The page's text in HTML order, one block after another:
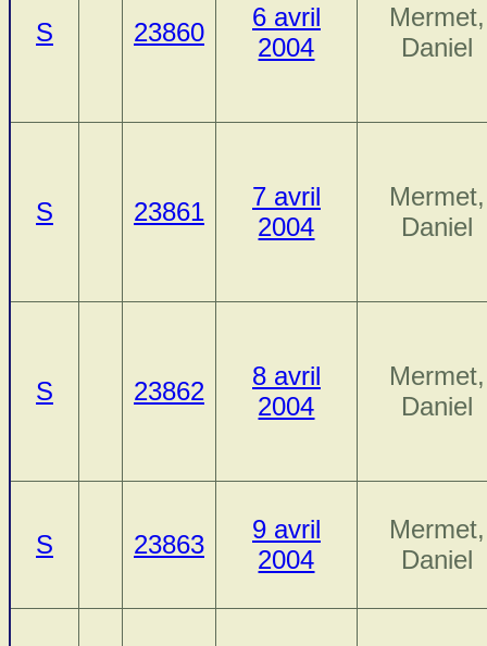
S 23860
6 avril
2004
Mermet,
Daniel
S 23861
7 avril
2004
Mermet,
Daniel
S 23862
8 avril
2004
Mermet,
Daniel
S 23863
9 avril
2004
Mermet,
Daniel